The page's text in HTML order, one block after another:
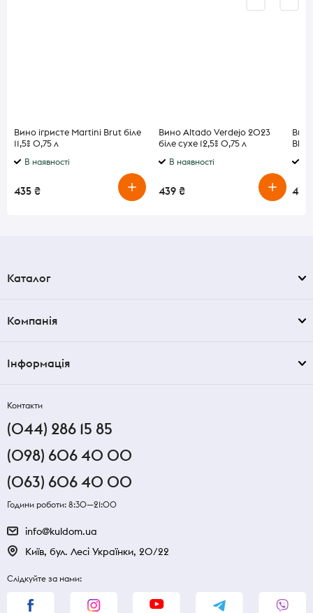
Вино ігристе Martini Brut біле
11,5% 0,75 л
В наявності
435 ₴
Вино Altado Verdejo 2023
біле сухе 12,5% 0,75 л
В наявності
439 ₴ 439
Каталог
Компанія
Інформація
Контакти
(044) 286 15 85
(098) 606 40 00
(063) 606 40 00
Години роботи: 8:30—21:00
info@kuldom.ua
Київ, бул. Лесі Українки, 20/22
Слідкуйте за нами: